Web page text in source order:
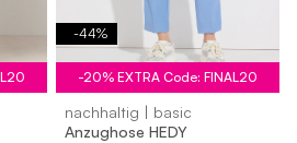
-44%
-20% EXTRA Code: FINAL20
nachhaltig | basic
Anzughose HEDY